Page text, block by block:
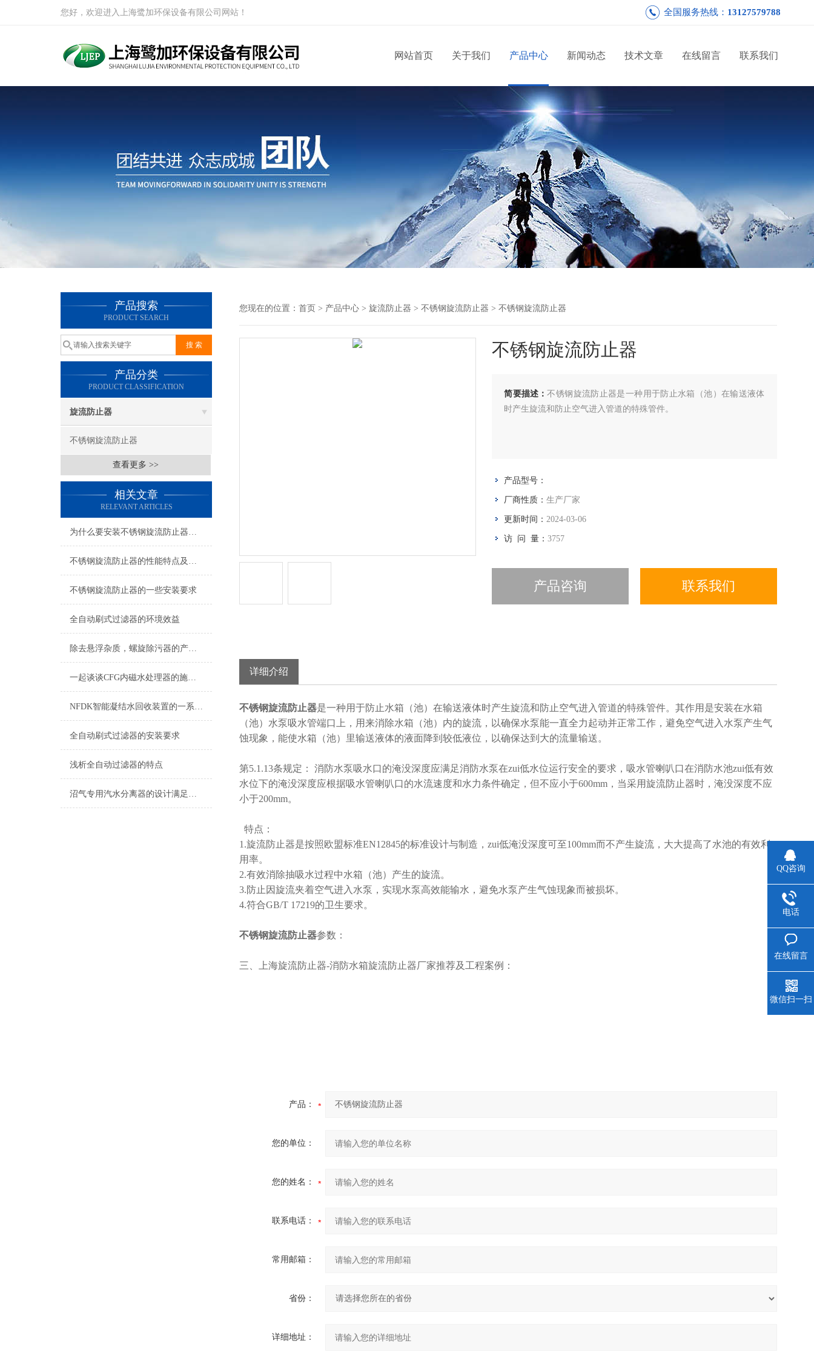
您好，欢迎进入上海鹭加环保设备有限公司网站！ 全国服务热线： 13127579788
网站首页 关于我们 产品中心 新闻动态 技术文章 在线留言 联系我们
产品搜索
PRODUCT SEARCH
产品分类
PRODUCT CLASSIFICATION
旋流防止器
不锈钢旋流防止器
查看更多 >>
相关文章
RELEVANT ARTICLES
为什么要安装不锈钢旋流防止器，你知道吗
不锈钢旋流防止器的性能特点及应用领域
不锈钢旋流防止器的一些安装要求
全自动刷式过滤器的环境效益
除去悬浮杂质，螺旋除污器的产品功能
一起谈谈CFG内磁水处理器的施工安装
NFDK智能凝结水回收装置的一系列注意要点
全自动刷式过滤器的安装要求
浅析全自动过滤器的特点
沼气专用汽水分离器的设计满足哪些要求
您现在的位置： 首页 > 产品中心 > 旋流防止器 > 不锈钢旋流防止器 > 不锈钢旋流防止器
不锈钢旋流防止器
简要描述：不锈钢旋流防止器是一种用于防止水箱（池）在输送液体
时产生旋流和防止空气进入管道的特殊管件。
产品型号：
厂商性质：生产厂家
更新时间：2024-03-06
访 问 量：3757
产品咨询 联系我们
详细介绍
不锈钢旋流防止器是一种用于防止水箱（池）在输送液体时产生旋流和防止空气进入管道的特殊管件。其作用是安装在水箱
（池）水泵吸水管端口上，用来消除水箱（池）内的旋流，以确保水泵能一直全力起动并正常工作，避免空气进入水泵产生气
蚀现象，能使水箱（池）里输送液体的液面降到较低液位，以确保达到大的流量输送。
第5.1.13条规定： 消防水泵吸水口的淹没深度应满足消防水泵在zui低水位运行安全的要求，吸水管喇叭口在消防水池zui低有效
水位下的淹没深度应根据吸水管喇叭口的水流速度和水力条件确定，但不应小于600mm，当采用旋流防止器时，淹没深度不应
小于200mm。
特点：
1.旋流防止器是按照欧盟标准EN12845的标准设计与制造，zui低淹没深度可至100mm而不产生旋流，大大提高了水池的有效利
用率。
2.有效消除抽吸水过程中水箱（池）产生的旋流。
3.防止因旋流夹着空气进入水泵，实现水泵高效能输水，避免水泵产生气蚀现象而被损坏。
4.符合GB/T 17219的卫生要求。
不锈钢旋流防止器参数：
三、上海旋流防止器-消防水箱旋流防止器厂家推荐及工程案例：
产品：
您的单位：
您的姓名：
联系电话：
常用邮箱：
省份：
详细地址：
QQ咨询
电话
在线留言
微信扫一扫